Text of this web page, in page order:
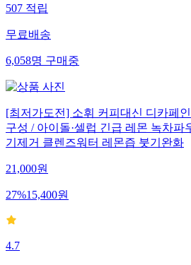
507적립
무료배송
6,058명구매중
[최저가도전] 소휘 커피대신 디카페
구성 / 아이돌·셀럽 긴급 레몬 녹차파
기제거 클렌즈워터 레몬즙 붓기완화
21,000원
27%15,400원
4.7